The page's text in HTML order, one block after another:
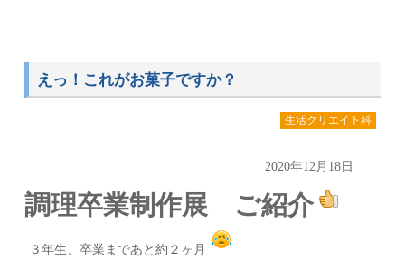
えっ！これがお菓子ですか？
生活クリエイト科
2020年12月18日
調理卒業制作展 ご紹介
３年生、卒業まであと約２ヶ月